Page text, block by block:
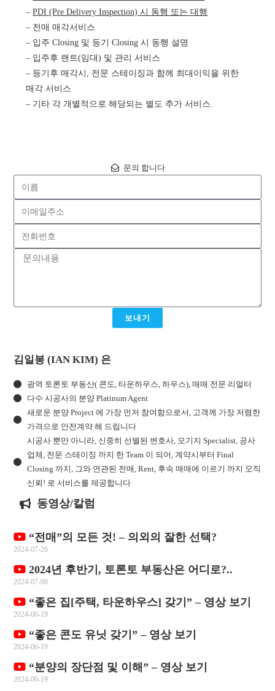
–PDI (Pre Delivery Inspection) 시 동행 또는 대행
– 전매 매각서비스
– 입주 Closing 및 등기 Closing 시 동행 설명
– 입주후 랜트(임대) 및 관리 서비스
– 등기후 매각시, 전문 스테이징과 함께 최대이익을 위한
매각 서비스
– 기타 각 개별적으로 해당되는 별도 추가 서비스.
문의 합니다
보내기
김일봉 (IAN KIM) 은
광역 토론토 부동산( 콘도, 타운하우스, 하우스), 매매 전문 리얼터
다수 시공사의 분양 Platinum Agent
새로운 분양 Project 에 가장 먼저 참여함으로서, 고객께 가장 저렴한
가격으로 안전계약 해 드립니다
시공사 뿐만 아니라, 신중히 선별된 변호사, 모기지 Specialist, 공사
업체, 전문 스테이징 까지 한 Team 이 되어, 계약시부터 Final
Closing 까지, 그와 연관된 전매, Rent, 후속 매매에 이르기 까지 오직
신뢰! 로 서비스를 제공합니다
동영상/칼럼
“전매”의 모든 것! – 의외의 잘한 선택?
2024-07-26
2024년 후반기, 토론토 부동산은 어디로?..
2024-07-08
“좋은 집[주택, 타운하우스] 갖기” – 영상 보기
2024-06-19
“좋은 콘도 유닛 갖기” – 영상 보기
2024-06-19
“분양의 장단점 및 이해” – 영상 보기
2024-06-19